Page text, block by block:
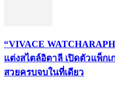
“VIVACE
แต่งสไตล์อิตาลี เปิดตัวแพ็ก
สวยครบจบในที่เดียว